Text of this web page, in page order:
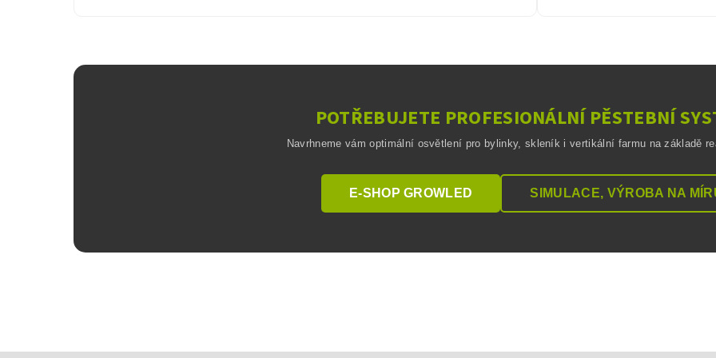
POTŘEBUJETE PROFESIONÁLNÍ PĚSTEBNÍ
Navrhneme vám optimální osvětlení pro bylinky, skleník i vertikální farmu na základě
E-SHOP GROWLED SIMULACE, VÝROBA NA